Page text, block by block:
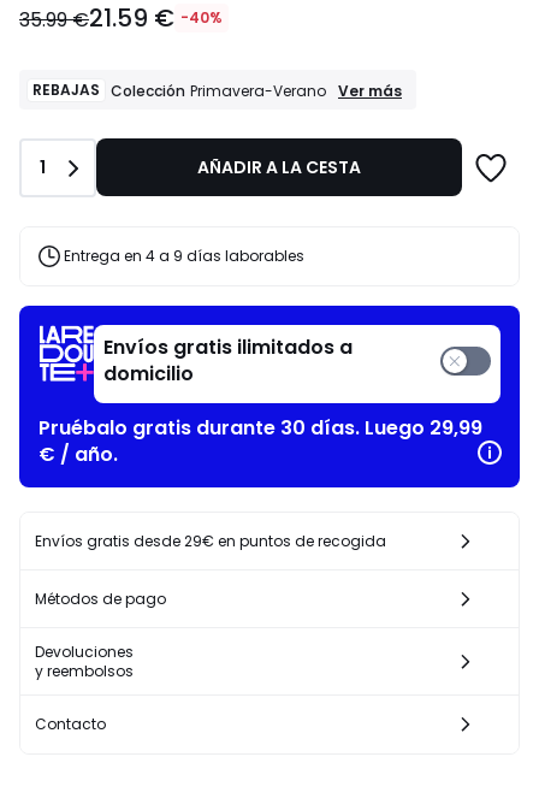
€
de
€
40%
descuento
35.99 €21.59 € -40%
REBAJAS Colección Primavera-Verano REBAJAS
Ver más
Cantidad
1 AÑADIR A LA CESTA
Entrega en 4 a 9 días laborables
Envíos gratis ilimitados a
domicilio
Pruébalo gratis durante 30 días. Luego 29,99
€ / año.
Envíos gratis desde 29€ en puntos de recogida
Métodos de pago
Devoluciones
y reembolsos
Contacto